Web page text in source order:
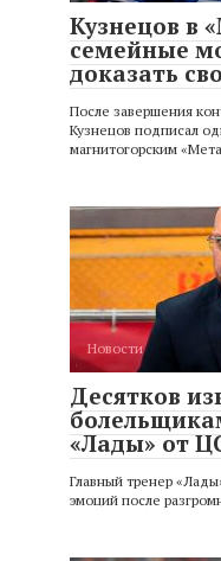
Кузнецов в
семейные
доказать
После завершения
Кузнецов подписал
магнитогорским
Новости
Десятков
«Лады» от
Главный тренер
эмоций после